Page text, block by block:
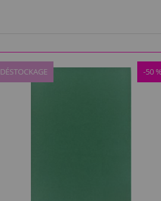
DÉSTOCKAGE -50 %